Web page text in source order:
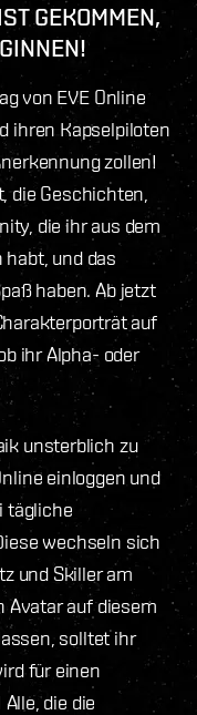
GEKOMMEN,
von EVE Online
ihren Kapselpiloten
zollen!
die Geschichten,
die ihr aus dem
habt, und das
haben. Ab jetzt
auf
ihr Alpha- oder
unsterblich zu
einloggen und
tägliche
wechseln sich
und Skiller am
Avatar auf diesem
solltet ihr
für einen
die die